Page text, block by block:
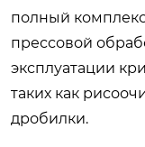
полный
прессовой
эксплуатации
таких как
дробилки.